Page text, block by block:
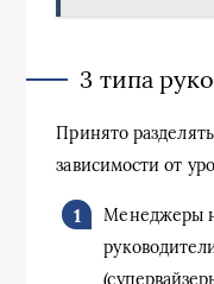
3 типа
Принято
зависимости от
Менеджеры